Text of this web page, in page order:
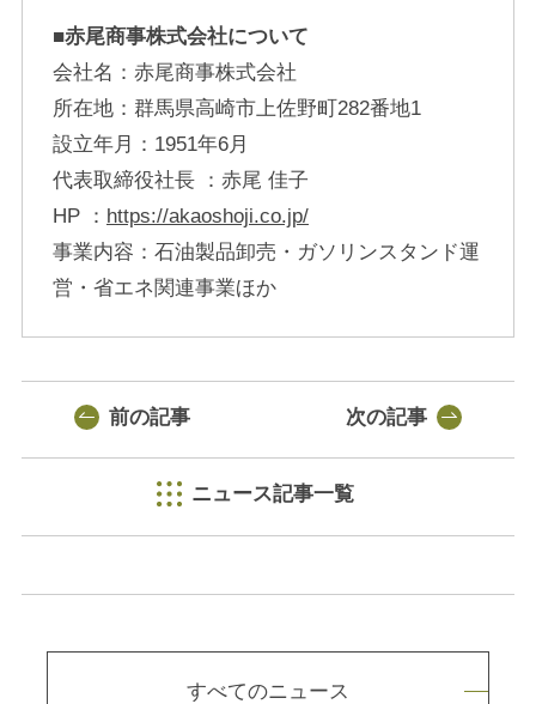
■赤尾商事株式会社について
会社名：赤尾商事株式会社
所在地：群馬県高崎市上佐野町282番地1
設立年月：1951年6月
代表取締役社長 ：赤尾 佳子
HP ： https://akaoshoji.co.jp/
事業内容：石油製品卸売・ガソリンスタンド運
営・省エネ関連事業ほか
前の記事
ニュース記事一覧
次の記事
すべてのニュース